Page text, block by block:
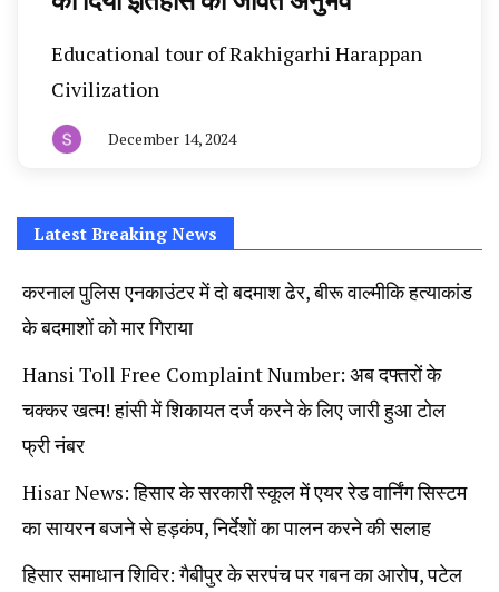
News, AHN News, Abtak Haryana News,
Educational tour of Rakhigarhi Harappan
Civilization
December 14, 2024
Latest Breaking News
करनाल पुलिस एनकाउंटर में दो बदमाश ढेर, बीरू वाल्मीकि हत्याकांड
के बदमाशों को मार गिराया
Hansi Toll Free Complaint Number: अब दफ्तरों के
चक्कर खत्म! हांसी में शिकायत दर्ज करने के लिए जारी हुआ टोल
फ्री नंबर
Hisar News: हिसार के सरकारी स्कूल में एयर रेड वार्निंग सिस्टम
का सायरन बजने से हड़कंप, निर्देशों का पालन करने की सलाह
हिसार समाधान शिविर: गैबीपुर के सरपंच पर गबन का आरोप, पटेल